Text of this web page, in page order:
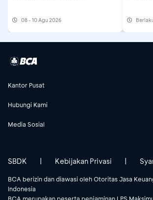
08 - 10 Agu 2026
Kantor Pusat
Hubungi Kami
Media Sosial
BCA berizin dan diawasi oleh Otoritas Jasa
Indonesia
BCA merupakan peserta penjaminan
SBDK | Kebijakan Privasi |